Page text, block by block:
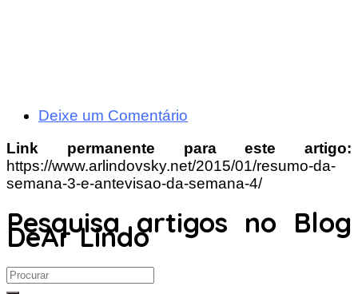
Deixe um Comentário
Link permanente para este artigo:
https://www.arlindovsky.net/2015/01/resumo-da-
semana-3-e-antevisao-da-semana-4/
Pesquisa artigos no Blog
DeAr Lindo
Search
for: